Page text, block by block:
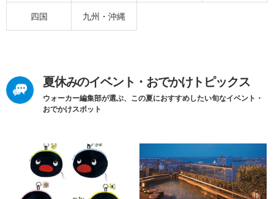
四国 九州・沖縄
夏休みのイベント・おでかけトピックス
ウォーカー編集部が選ぶ、この夏におすすめしたい旬なイベント・
おでかけスポット